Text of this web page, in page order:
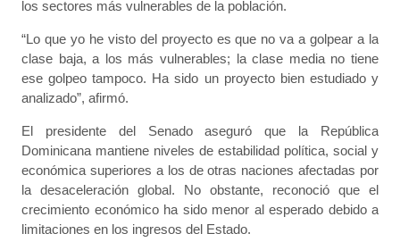
los sectores más vulnerables de la población.
“Lo que yo he visto del proyecto es que no va a golpear a la
clase baja, a los más vulnerables; la clase media no tiene
ese golpeo tampoco. Ha sido un proyecto bien estudiado y
analizado”, afirmó.
El presidente del Senado aseguró que la República
Dominicana mantiene niveles de estabilidad política, social y
económica superiores a los de otras naciones afectadas por
la desaceleración global. No obstante, reconoció que el
crecimiento económico ha sido menor al esperado debido a
limitaciones en los ingresos del Estado.